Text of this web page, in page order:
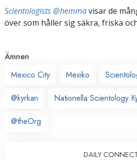
Scientologists @hemmavisar de
över som håller sig säkra, friska
Ämnen
Mexico City
Mexiko
@kyrkan Nationella Scientology
@theOrg
DAILY CONNECT